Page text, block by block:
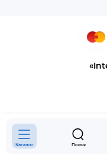
Каталог Поиск